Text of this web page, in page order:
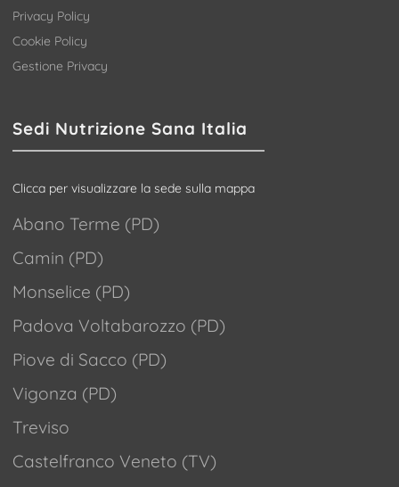
Privacy Policy
Cookie Policy
Gestione Privacy
Sedi Nutrizione Sana Italia
Clicca per visualizzare la sede sulla mappa
Abano Terme (PD)
Camin (PD)
Monselice (PD)
Padova Voltabarozzo (PD)
Piove di Sacco (PD)
Vigonza (PD)
Treviso
Castelfranco Veneto (TV)